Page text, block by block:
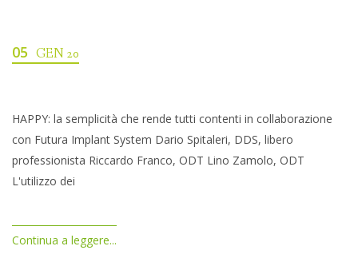
05 GEN 20
HAPPY: la semplicità che rende tutti contenti in collaborazione
con Futura Implant System Dario Spitaleri, DDS, libero
professionista Riccardo Franco, ODT Lino Zamolo, ODT
L'utilizzo dei
Continua a leggere...